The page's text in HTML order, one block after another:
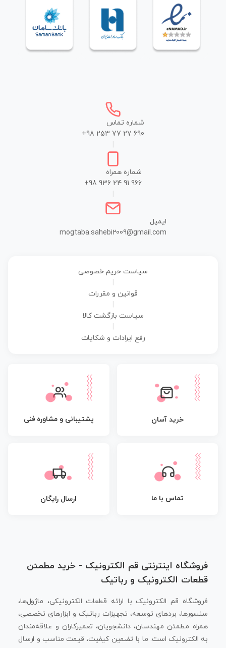
شماره تماس
+98 253 77 27 690
شماره همراه
+98 936 24 91 966
ایمیل
mogtaba.sahebi2009@gmail.com
سیاست حریم خصوصی
قوانین و مقررات
سیاست بازگشت کالا
رفع ایرادات و شکایات
خرید آسان پشتیبانی و مشاوره فنی
تماس با ما ارسال رایگان
فروشگاه اینترنتی قم الکترونیک - خرید مطمئن
قطعات الکترونیک و رباتیک
فروشگاه قم الکترونیک با ارائه قطعات الکترونیکی، ماژول‌ها،
سنسورها، بردهای توسعه، تجهیزات رباتیک و ابزارهای تخصصی،
همراه مطمئن مهندسان، دانشجویان، تعمیرکاران و علاقه‌مندان
به الکترونیک است. ما با تضمین کیفیت، قیمت مناسب و ارسال